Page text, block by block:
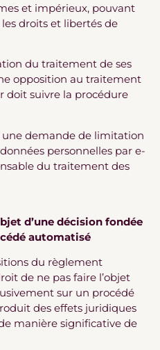
et impérieux, pouvant
droits et libertés de
du traitement de ses
opposition au traitement
doit suivre la procédure
une demande de limitation
personnelles par e-
du traitement des
d’une décision fondée
automatisé
du règlement
de ne pas faire l’objet
sur un procédé
des effets juridiques
manière significative de